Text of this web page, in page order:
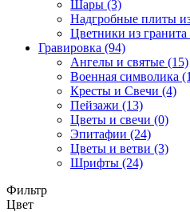
Шары (3)
Надгробные плиты
Цветники из
Гравировка (94)
Ангелы и святые (15)
Военная символика
Кресты и Свечи (4)
Пейзажи (13)
Цветы и свечи (0)
Эпитафии (24)
Цветы и ветви (3)
Шрифты (24)
Фильтр
Цвет